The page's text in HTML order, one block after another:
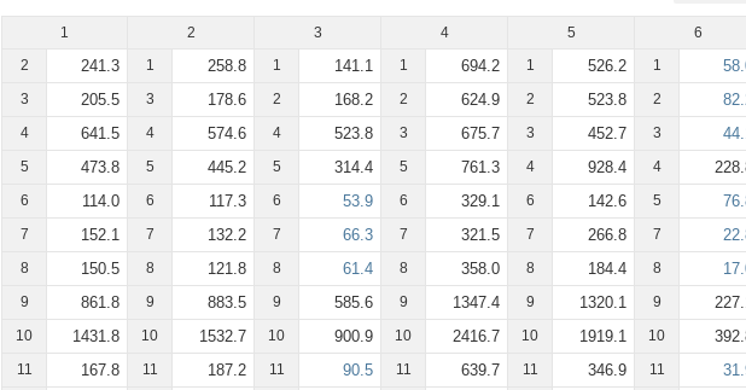
1
2
241.3
3 205.5
4 641.5
5 473.8
6 114.0
7 152.1
8 150.5
9 861.8
10 1431.8
11 167.8
2
1
258.8
3 178.6
4 574.6
5 445.2
6 117.3
7 132.2
8 121.8
9 883.5
10 1532.7
11 187.2
3
1
141.1
2 168.2
4 523.8
5 314.4
6 53.9
7 66.3
8 61.4
9 585.6
10 900.9
11 90.5
4
1
694.2
2 624.9
3 675.7
5 761.3
6 329.1
7 321.5
8 358.0
9 1347.4
10 2416.7
11 639.7
5
1
526.2
2 523.8
3 452.7
4 928.4
6 142.6
7 266.8
8 184.4
9 1320.1
10 1919.1
11 346.9
6
1
2
3
4
5
7
8
9
10
11